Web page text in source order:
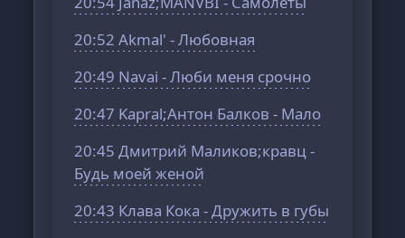
20:52 Akmal' - Любовная
20:49 Navai - Люби меня срочно
20:47 Kapral;Антон Балков - Мало
20:45 Дмитрий Маликов;кравц -
Будь моей женой
20:43 Клава Кока - Дружить в губы